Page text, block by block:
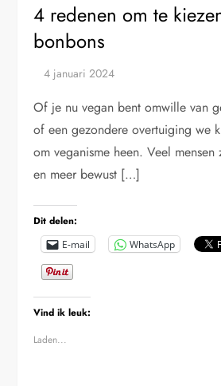
4 redenen om te
bonbons
Of je nu vegan bent omwille van
of een gezondere overtuiging we
om veganisme heen. Veel
en meer bewust […]
Dit delen:
E-mail WhatsApp
Vind ik leuk:
Laden...